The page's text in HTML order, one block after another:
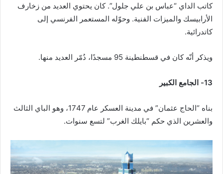
كاتب الداي “عباس بن علي جلول”. كان يحتوي العديد من زخارف
الأرابيسك والميزات الفنية. وحوّله المستعمر الفرنسي إلى
كاتدرائية.
ويذكر أنّه كان في قسطنطينة 95 مسجدًا، دُمّر العديد منها.
13- الجامع الكبير
بناه “الحاج عثمان” في مدينة العسكر عام 1747، وهو الباي الثالث
والعشرين الذي حكم “بايلك الغرب” لتسع سنوات.